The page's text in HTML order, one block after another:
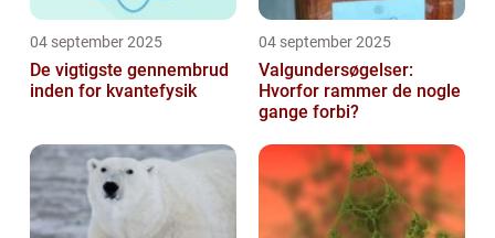
04 september 2025
De vigtigste gennembrud
inden for kvantefysik
04 september 2025
Valgundersøgelser:
Hvorfor rammer de nogle
gange forbi?